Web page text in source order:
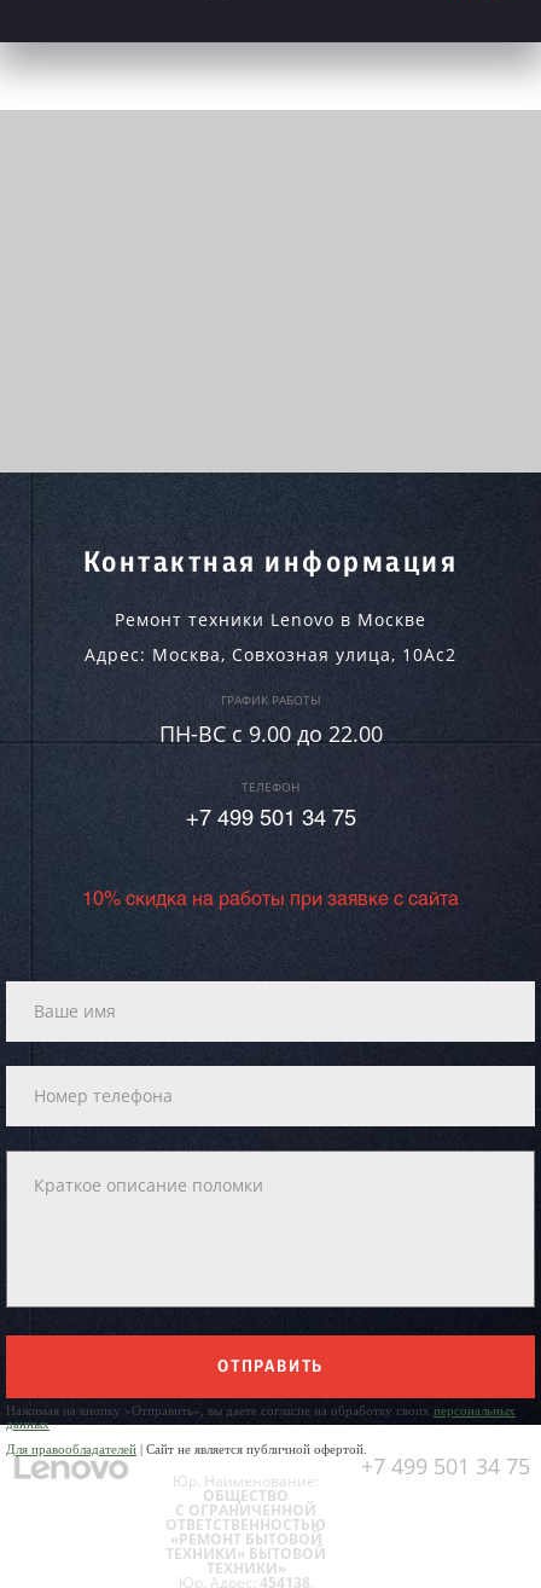
Контактная информация
Ремонт техники Lenovo в Москве
Адрес: Москва, Совхозная улица, 10Ас2
ГРАФИК РАБОТЫ
ПН-ВC c 9.00 до 22.00
ТЕЛЕФОН
+7 499 501 34 75
10% скидка на работы при заявке с сайта
ОТПРАВИТЬ
Нажимая на кнопку «Отправить», вы даете согласие на обработку своих персональных
данных
Для правообладателей | Сайт не является публичной офертой.
+7 499 501 34 75
Юр. Наименование:
ОБЩЕСТВО
С ОГРАНИЧЕННОЙ
ОТВЕТСТВЕННОСТЬЮ
«РЕМОНТ БЫТОВОЙ
ТЕХНИКИ» БЫТОВОЙ
ТЕХНИКИ»
Юр. Адрес: 454138,